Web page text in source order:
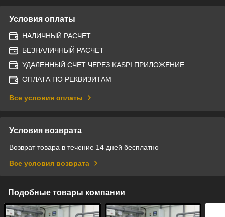
Условия оплаты
НАЛИЧНЫЙ РАСЧЕТ
БЕЗНАЛИЧНЫЙ РАСЧЕТ
УДАЛЕННЫЙ СЧЕТ ЧЕРЕЗ KASPI ПРИЛОЖЕНИЕ
ОПЛАТА ПО РЕКВИЗИТАМ
Все условия оплаты
Условия возврата
Возврат товара в течение 14 дней бесплатно
Все условия возврата
Подобные товары компании